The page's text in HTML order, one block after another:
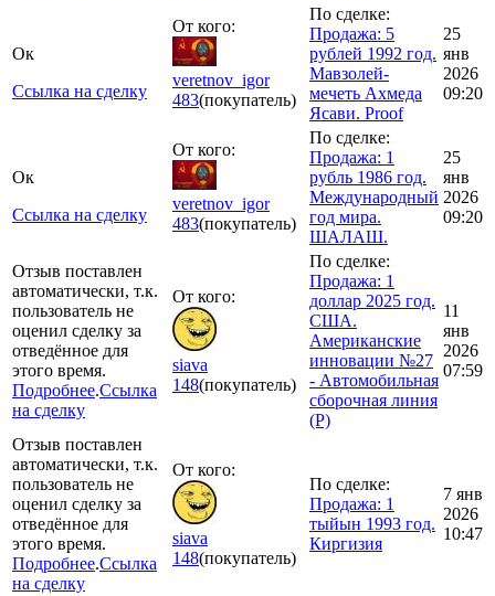
Ок
Ссылка на сделку
От кого:
veretnov_igor
483(покупатель)
По сделке:
Продажа: 5
рублей 1992 год.
Мавзолей-
мечеть Ахмеда
Ясави. Proof
25
янв
2026
09:20
Ок
Ссылка на сделку
От кого:
veretnov_igor
483(покупатель)
По сделке:
Продажа: 1
рубль 1986 год.
Международный
год мира.
ШАЛАШ.
25
янв
2026
09:20
Отзыв поставлен
автоматически, т.к.
пользователь не
оценил сделку за
отведённое для
этого время.
Подробнее.Ссылка
на сделку
От кого:
siava
148(покупатель)
По сделке:
Продажа: 1
доллар 2025 год.
США.
Американские
инновации №27
- Автомобильная
сборочная линия
(Р)
11
янв
2026
07:59
Отзыв поставлен
автоматически, т.к.
пользователь не
оценил сделку за
отведённое для
этого время.
Подробнее.Ссылка
на сделку
От кого:
siava
148(покупатель)
По сделке:
Продажа: 1
тыйын 1993 год.
Киргизия
7 янв
2026
10:47